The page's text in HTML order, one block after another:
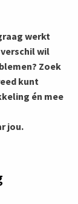
werkt
wil
Zoek
kunt
én mee
jou.